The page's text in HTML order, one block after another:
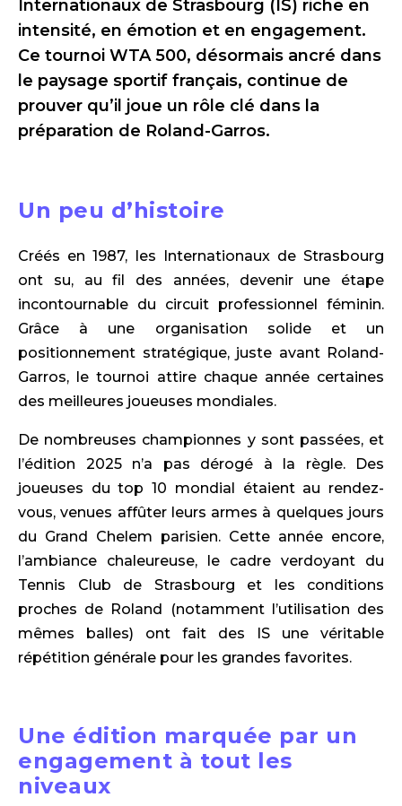
Internationaux de Strasbourg (IS) riche en
intensité, en émotion et en engagement.
Ce tournoi WTA 500, désormais ancré dans
le paysage sportif français, continue de
prouver qu’il joue un rôle clé dans la
préparation de Roland-Garros.
Un peu d’histoire
Créés en 1987, les Internationaux de Strasbourg
ont su, au fil des années, devenir une étape
incontournable du circuit professionnel féminin.
Grâce à une organisation solide et un
positionnement stratégique, juste avant Roland-
Garros, le tournoi attire chaque année certaines
des meilleures joueuses mondiales.
De nombreuses championnes y sont passées, et
l’édition 2025 n’a pas dérogé à la règle. Des
joueuses du top 10 mondial étaient au rendez-
vous, venues affûter leurs armes à quelques jours
du Grand Chelem parisien. Cette année encore,
l’ambiance chaleureuse, le cadre verdoyant du
Tennis Club de Strasbourg et les conditions
proches de Roland (notamment l’utilisation des
mêmes balles) ont fait des IS une véritable
répétition générale pour les grandes favorites.
Une édition marquée par un
engagement à tout les
niveaux